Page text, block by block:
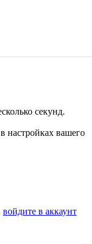
секунд.
настройках вашего
войдите в аккаунт